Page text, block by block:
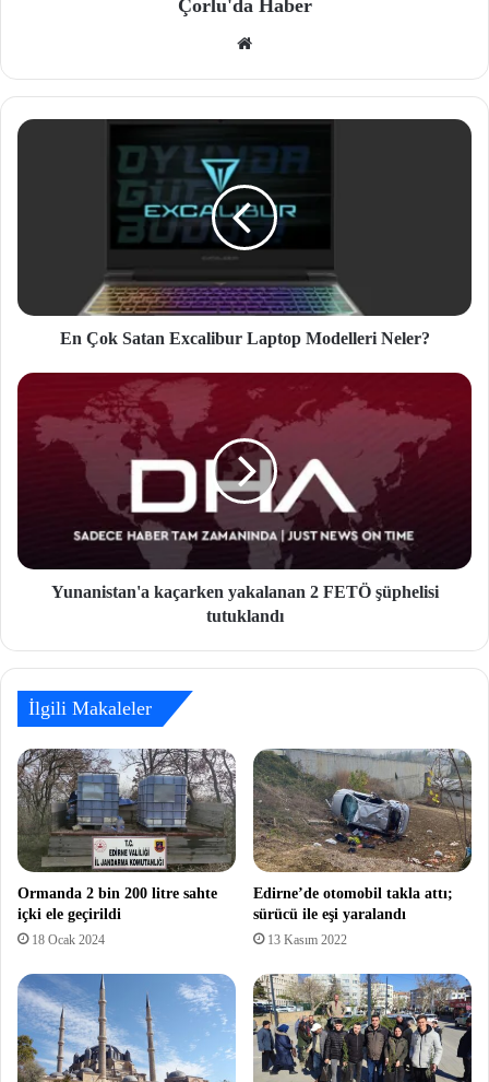
Çorlu'da Haber
site
si
En Çok Satan Excalibur Laptop Modelleri Neler?
Yunanistan'a kaçarken yakalanan 2 FETÖ şüphelisi
tutuklandı
İlgili Makaleler
Ormanda 2 bin 200 litre sahte
içki ele geçirildi
18 Ocak 2024
Edirne’de otomobil takla attı;
sürücü ile eşi yaralandı
13 Kasım 2022